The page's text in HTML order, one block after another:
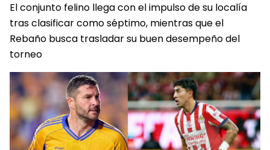
El conjunto felino llega con el impulso de su localía
tras clasificar como séptimo, mientras que el
Rebaño busca trasladar su buen desempeño del
torneo